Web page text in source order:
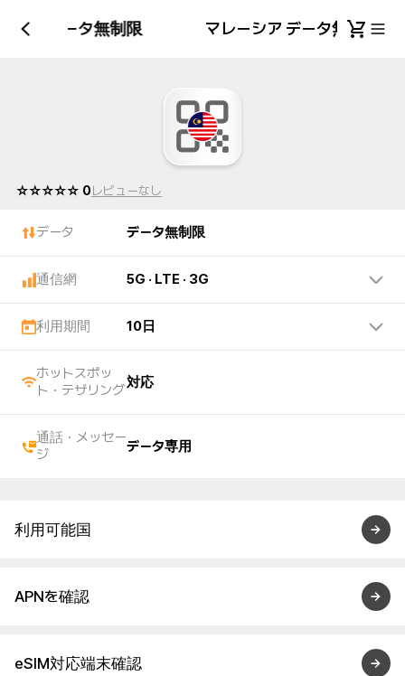
シア データ無制限 マレーシア データ無制限
☆☆☆☆☆ 0レビューなし
データ データ無制限
通信網 5G · LTE · 3G
利用期間 10日
ホットスポッ
ト・テザリング
対応
通話・メッセー
ジ
データ専用
利用可能国
APNを確認
eSIM対応端末確認